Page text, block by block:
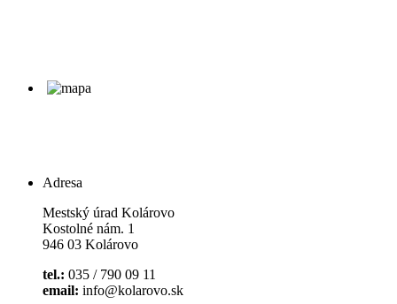
Adresa
Mestský úrad Kolárovo
Kostolné nám. 1
946 03 Kolárovo
tel.: 035 / 790 09 11
email: info@kolarovo.sk